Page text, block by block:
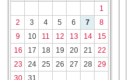
1
2
3 4 5 6 7
8
9
10 11 12 13 14
15
16
17 18 19 20 21
22
23
24 25 26 27 28
29
30
31